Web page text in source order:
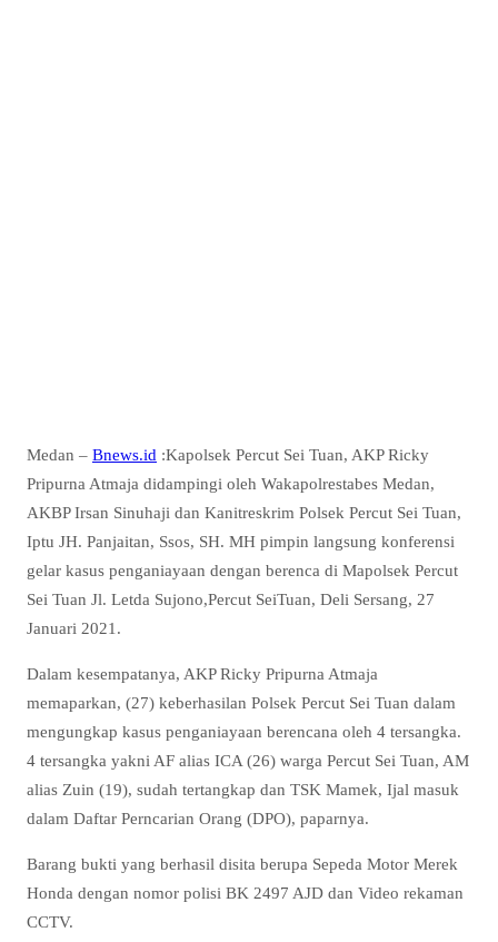
Medan – Bnews.id :Kapolsek Percut Sei Tuan, AKP Ricky
Pripurna Atmaja didampingi oleh Wakapolrestabes Medan,
AKBP Irsan Sinuhaji dan Kanitreskrim Polsek Percut Sei Tuan,
Iptu JH. Panjaitan, Ssos, SH. MH pimpin langsung konferensi
gelar kasus penganiayaan dengan berenca di Mapolsek Percut
Sei Tuan Jl. Letda Sujono,Percut SeiTuan, Deli Sersang, 27
Januari 2021.
Dalam kesempatanya, AKP Ricky Pripurna Atmaja
memaparkan, (27) keberhasilan Polsek Percut Sei Tuan dalam
mengungkap kasus penganiayaan berencana oleh 4 tersangka.
4 tersangka yakni AF alias ICA (26) warga Percut Sei Tuan, AM
alias Zuin (19), sudah tertangkap dan TSK Mamek, Ijal masuk
dalam Daftar Perncarian Orang (DPO), paparnya.
Barang bukti yang berhasil disita berupa Sepeda Motor Merek
Honda dengan nomor polisi BK 2497 AJD dan Video rekaman
CCTV.